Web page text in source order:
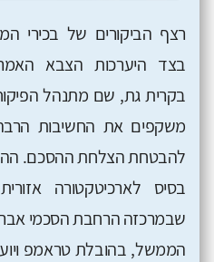
רצף הביקורים של בכירי
בצד היערכות הצבא
בקרית גת, שם מתנהל
משקפים את החשיבות
להבטחת הצלחת ההסכם.
בסיס לארכיטקטורה
שבמרכזה הרחבת הסכמי
הממשל, בהובלת טראמפ